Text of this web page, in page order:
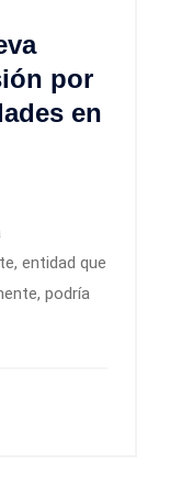
por
en
entidad que
podría